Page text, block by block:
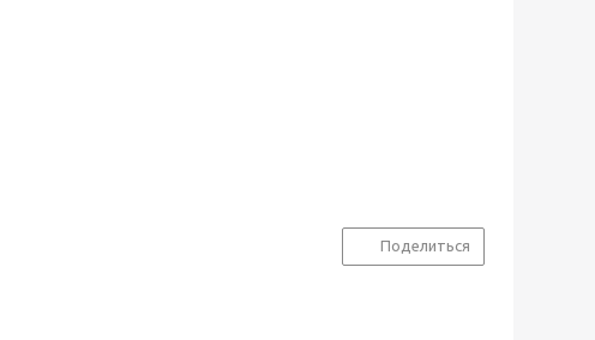
Поделиться